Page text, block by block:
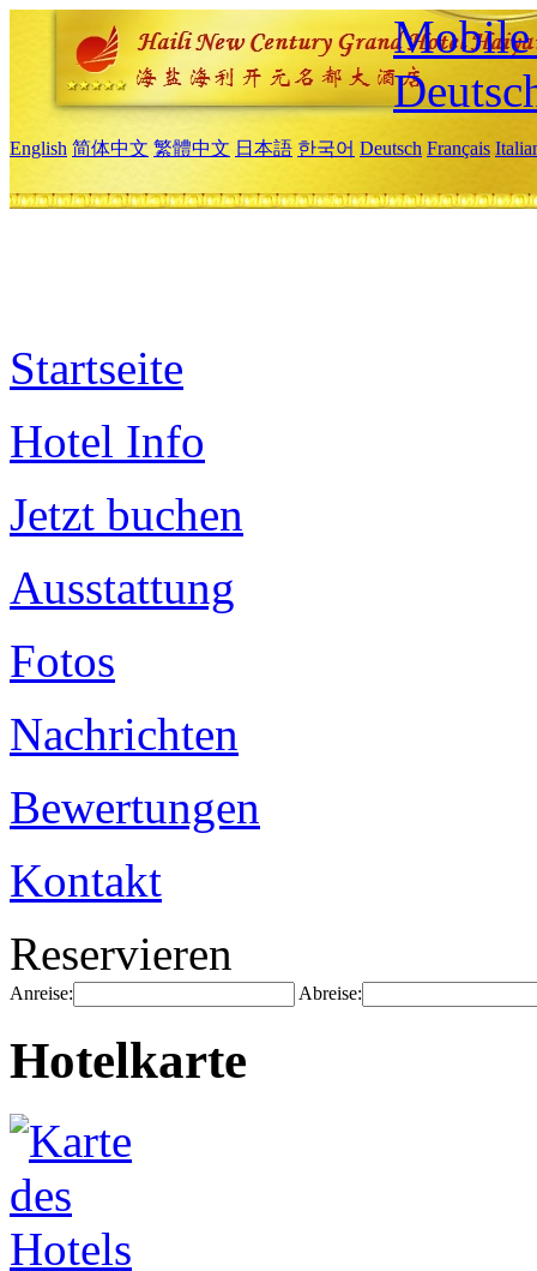
Mobile
English 简体中文 繁體中文 日本語 한국어 Deutsch Français
Startseite
Hotel Info
Jetzt buchen
Ausstattung
Fotos
Nachrichten
Bewertungen
Kontakt
Reservieren
Anreise: Abreise:
Hotelkarte